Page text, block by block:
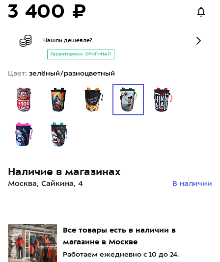
Все товары есть в наличии в
магазине в Москве
Работаем ежедневно с 10 до 24.
3 400 ₽
Нашли дешевле?
Гарантируем: ОРИГИНАЛ
Цвет: зелёный/разноцветный
Наличие в магазинах
Москва, Сайкина, 4 В наличии